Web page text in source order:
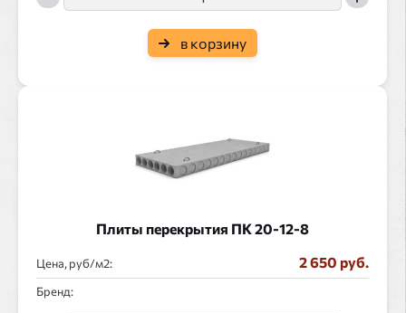
в корзину
Плиты перекрытия ПК 20-12-8
Цена, руб/ : 2 650 руб.
Бренд: